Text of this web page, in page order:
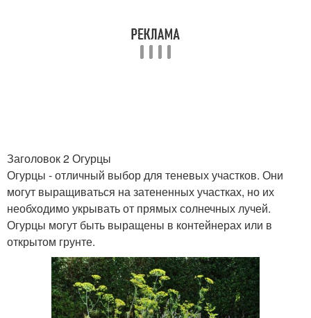
Заголовок 2 Огурцы
Огурцы - отличный выбор для теневых участков. Они
могут выращиваться на затененных участках, но их
необходимо укрывать от прямых солнечных лучей.
Огурцы могут быть выращены в контейнерах или в
открытом грунте.